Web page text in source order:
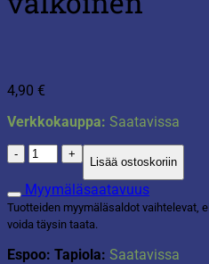
4,90 €
Verkkokauppa: Saatavissa
jätesangon
kansi
LM
521
valkoinen
määrä
Lisää ostoskoriin
Myymäläsaatavuus
Tuotteiden myymäläsaldot vaihtelevat,
voida täysin taata.
Espoo: Tapiola: Saatavissa